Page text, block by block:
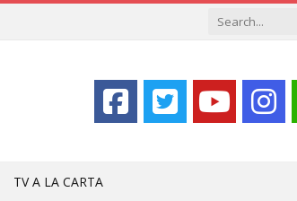
TV A LA CARTA